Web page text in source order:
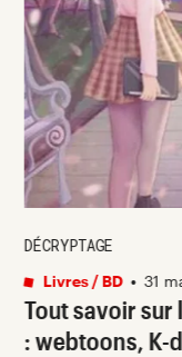
Tout savoir
: webtoons, K-
DÉCRYPTAGE
Livres / BD • 31